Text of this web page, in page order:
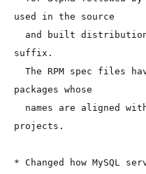
used in the source
suffix.
packages whose
projects.
* Changed how MySQL